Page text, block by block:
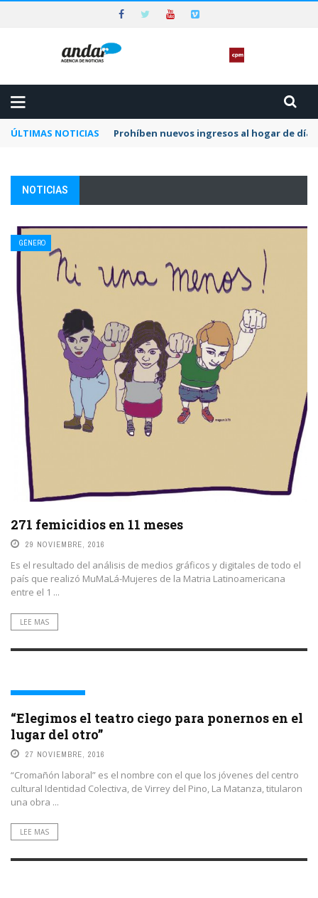
ÚLTIMAS NOTICIAS Prohíben nuevos ingresos al hogar de día
NOTICIAS
GÉNERO
271 femicidios en 11 meses
29 NOVIEMBRE, 2016
Es el resultado del análisis de medios gráficos y digitales de todo el
país que realizó MuMaLá-Mujeres de la Matria Latinoamericana
entre el 1 ...
LEE MAS
“Elegimos el teatro ciego para ponernos en el
lugar del otro”
27 NOVIEMBRE, 2016
“Cromañón laboral” es el nombre con el que los jóvenes del centro
cultural Identidad Colectiva, de Virrey del Pino, La Matanza, titularon
una obra ...
LEE MAS